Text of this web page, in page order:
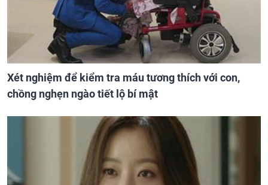
Xét nghiệm để kiểm tra máu tương thích với con,
chồng nghẹn ngào tiết lộ bí mật